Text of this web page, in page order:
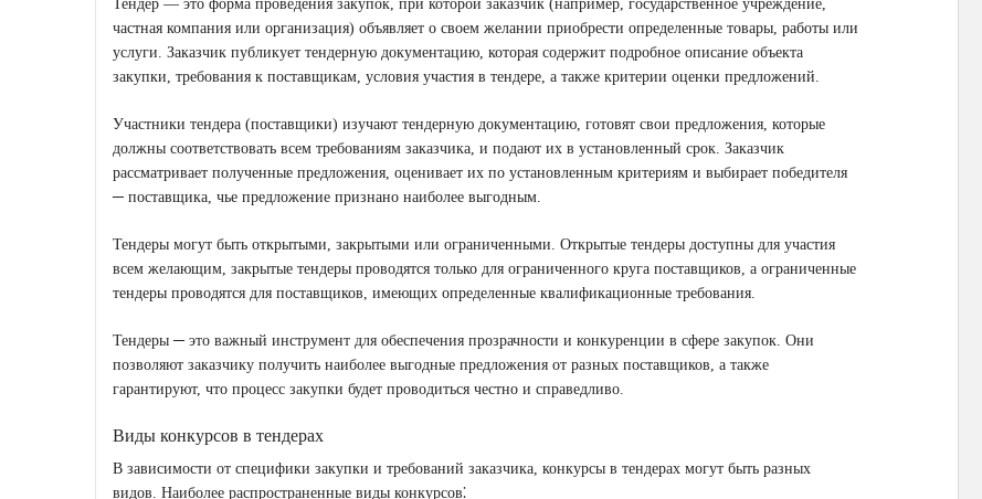
Тендер ― это форма проведения закупок, при которой заказчик (например, государственное учреждение,
частная компания или организация) объявляет о своем желании приобрести определенные товары, работы или
услуги. Заказчик публикует тендерную документацию, которая содержит подробное описание объекта
закупки, требования к поставщикам, условия участия в тендере, а также критерии оценки предложений.
Участники тендера (поставщики) изучают тендерную документацию, готовят свои предложения, которые
должны соответствовать всем требованиям заказчика, и подают их в установленный срок. Заказчик
рассматривает полученные предложения, оценивает их по установленным критериям и выбирает победителя
─ поставщика, чье предложение признано наиболее выгодным.
Тендеры могут быть открытыми, закрытыми или ограниченными. Открытые тендеры доступны для участия
всем желающим, закрытые тендеры проводятся только для ограниченного круга поставщиков, а ограниченные
тендеры проводятся для поставщиков, имеющих определенные квалификационные требования.
Тендеры ─ это важный инструмент для обеспечения прозрачности и конкуренции в сфере закупок. Они
позволяют заказчику получить наиболее выгодные предложения от разных поставщиков, а также
гарантируют, что процесс закупки будет проводиться честно и справедливо.
Виды конкурсов в тендерах
В зависимости от специфики закупки и требований заказчика, конкурсы в тендерах могут быть разных
видов. Наиболее распространенные виды конкурсов⁚